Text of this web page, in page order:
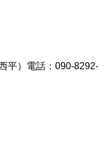
平）電話：090-8292-